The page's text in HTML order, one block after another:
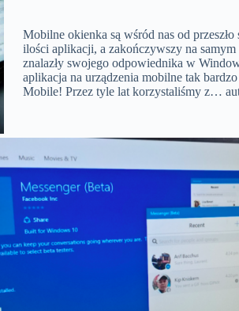
Mobilne okienka są wśród nas od
ilości aplikacji, a zakończywszy na
znalazły swojego odpowiednika w
aplikacja na urządzenia mobilne tak
Mobile! Przez tyle lat korzystaliśmy z…